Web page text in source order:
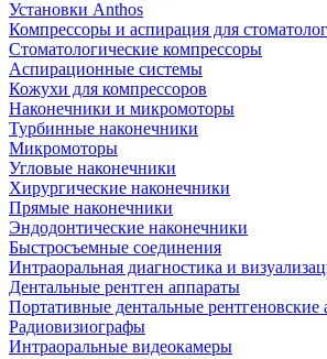
Установки Anthos
Компрессоры и аспирация для
Стоматологические компрессоры
Аспирационные системы
Кожухи для компрессоров
Наконечники и микромоторы
Турбинные наконечники
Микромоторы
Угловые наконечники
Хирургические наконечники
Прямые наконечники
Эндодонтические наконечники
Быстросъемные соединения
Интраоральная диагностика и
Дентальные рентген аппараты
Портативные дентальные рентгеновские
Радиовизиографы
Интраоральные видеокамеры